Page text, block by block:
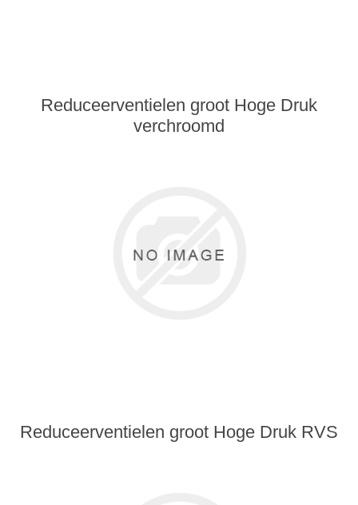
Reduceerventielen groot Hoge Druk
verchroomd
Reduceerventielen groot Hoge Druk RVS